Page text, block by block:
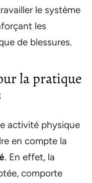
le système
les
de blessures.
la pratique
activité physique
en compte la
. En effet, la
comporte